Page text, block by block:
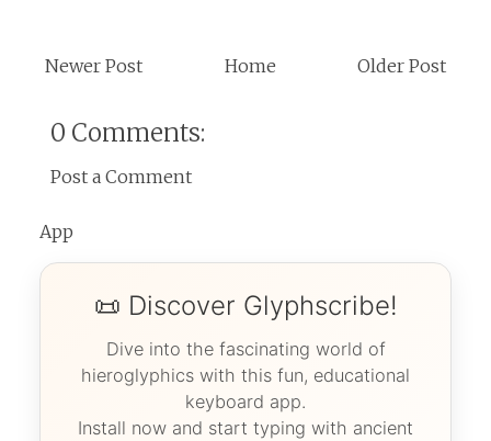
Newer Post Older Post
Home
0 Comments:
Post a Comment
App
📜 Discover Glyphscribe!
Dive into the fascinating world of
hieroglyphics with this fun, educational
keyboard app.
Install now and start typing with ancient